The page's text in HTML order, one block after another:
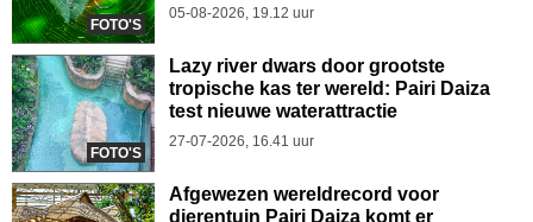
FOTO'S
05-08-2026, 19.12 uur
FOTO'S
Lazy river dwars door grootste
tropische kas ter wereld: Pairi Daiza
test nieuwe waterattractie
27-07-2026, 16.41 uur
Afgewezen wereldrecord voor
dierentuin Pairi Daiza komt er